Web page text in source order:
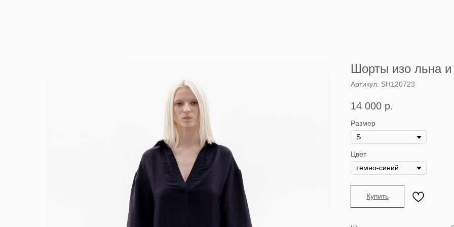
Шорты изо льна и
Артикул: SH120723
14 000 р.
Размер
Цвет
Купить